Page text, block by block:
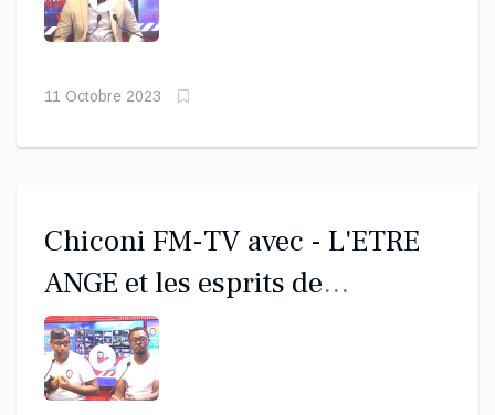
11 Octobre 2023
Chiconi FM-TV avec - L'ETRE
ANGE et les esprits de
Bilambou de DOMINUS 5 OCT
2023